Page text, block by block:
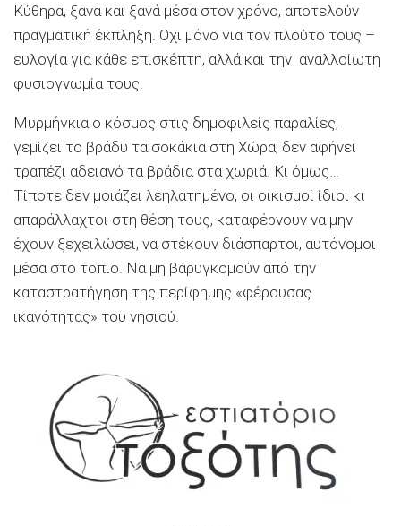
Κύθηρα, ξανά και ξανά μέσα στον χρόνο, αποτελούν
πραγματική έκπληξη. Οχι μόνο για τον πλούτο τους –
ευλογία για κάθε επισκέπτη, αλλά και την αναλλοίωτη
φυσιογνωμία τους.
Μυρμήγκια ο κόσμος στις δημοφιλείς παραλίες,
γεμίζει το βράδυ τα σοκάκια στη Χώρα, δεν αφήνει
τραπέζι αδειανό τα βράδια στα χωριά. Κι όμως…
Τίποτε δεν μοιάζει λεηλατημένο, οι οικισμοί ίδιοι κι
απαράλλαχτοι στη θέση τους, καταφέρνουν να μην
έχουν ξεχειλώσει, να στέκουν διάσπαρτοι, αυτόνομοι
μέσα στο τοπίο. Να μη βαρυγκομούν από την
καταστρατήγηση της περίφημης «φέρουσας
ικανότητας» του νησιού.